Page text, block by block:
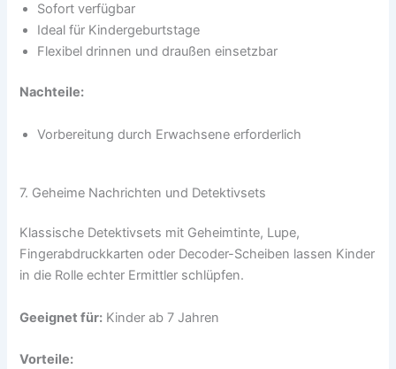
Sofort verfügbar
Ideal für Kindergeburtstage
Flexibel drinnen und draußen einsetzbar
Nachteile:
Vorbereitung durch Erwachsene erforderlich
7. Geheime Nachrichten und Detektivsets
Klassische Detektivsets mit Geheimtinte, Lupe,
Fingerabdruckkarten oder Decoder-Scheiben lassen Kinder
in die Rolle echter Ermittler schlüpfen.
Geeignet für: Kinder ab 7 Jahren
Vorteile: